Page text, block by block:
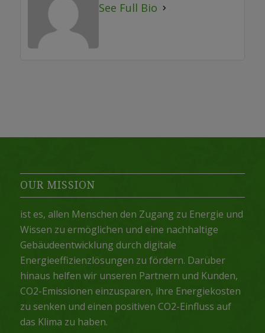
See Full Bio
OUR MISSION
ist es, allen Menschen den Zugang zu Energie und
Wissen zu ermöglichen und eine nachhaltige
Gebäudeentwicklung durch digitale
Energieeffizienzlösungen zu fördern. Darüber
hinaus helfen wir unseren Partnern und Kunden,
CO2-Emissionen einzusparen, ihre Energiekosten
zu senken und einen positiven CO2-Einfluss auf
das Klima zu haben.